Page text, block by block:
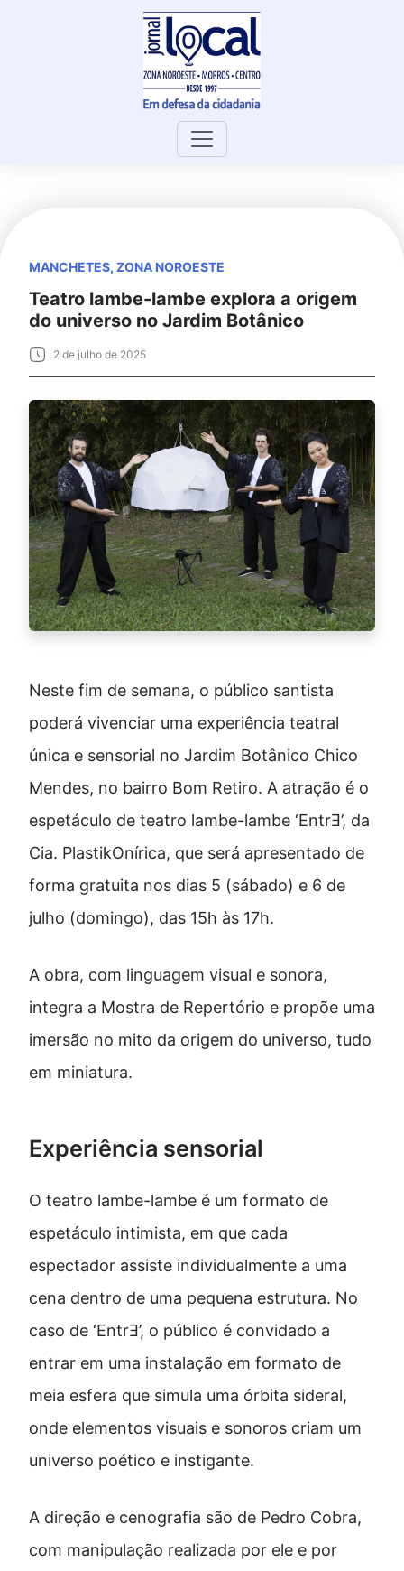
MANCHETES, ZONA NOROESTE
Teatro lambe-lambe explora a origem
do universo no Jardim Botânico
2 de julho de 2025
Neste fim de semana, o público santista
poderá vivenciar uma experiência teatral
única e sensorial no Jardim Botânico Chico
Mendes, no bairro Bom Retiro. A atração é o
espetáculo de teatro lambe-lambe ‘EntrƎ’, da
Cia. PlastikOnírica, que será apresentado de
forma gratuita nos dias 5 (sábado) e 6 de
julho (domingo), das 15h às 17h.
A obra, com linguagem visual e sonora,
integra a Mostra de Repertório e propõe uma
imersão no mito da origem do universo, tudo
em miniatura.
Experiência sensorial
O teatro lambe-lambe é um formato de
espetáculo intimista, em que cada
espectador assiste individualmente a uma
cena dentro de uma pequena estrutura. No
caso de ‘EntrƎ’, o público é convidado a
entrar em uma instalação em formato de
meia esfera que simula uma órbita sideral,
onde elementos visuais e sonoros criam um
universo poético e instigante.
A direção e cenografia são de Pedro Cobra,
com manipulação realizada por ele e por